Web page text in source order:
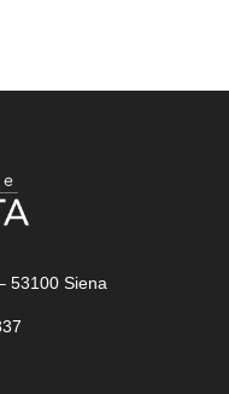
53100 Siena